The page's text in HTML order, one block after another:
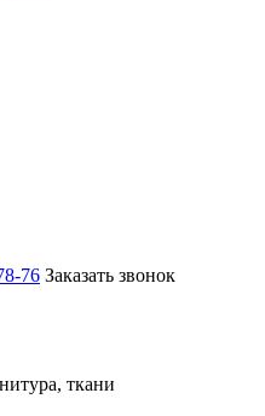
76 Заказать звонок
ткани